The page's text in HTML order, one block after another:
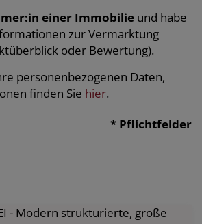
einer Immobilie und habe
zur Vermarktung
oder Bewertung).
personenbezogenen Daten,
finden Sie hier.
* Pflichtfelder